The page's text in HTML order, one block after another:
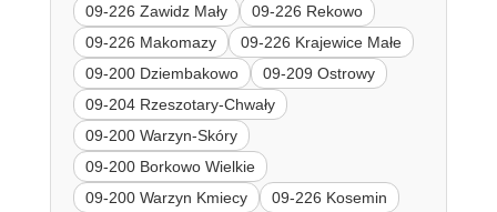
09-226 Zawidz Mały
09-226 Rekowo
09-226 Makomazy
09-226 Krajewice Małe
09-200 Dziembakowo
09-209 Ostrowy
09-204 Rzeszotary-Chwały
09-200 Warzyn-Skóry
09-200 Borkowo Wielkie
09-200 Warzyn Kmiecy
09-226 Kosemin